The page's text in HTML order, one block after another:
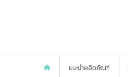
แนะนำผลิตภัณฑ์